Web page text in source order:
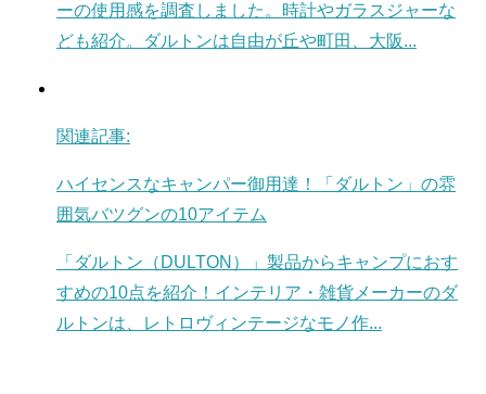
ーの使用感を調査しました。時計やガラスジャーな
ども紹介。ダルトンは自由が丘や町田、大阪...
関連記事:
ハイセンスなキャンパー御用達！「ダルトン」の雰
囲気バツグンの10アイテム
「ダルトン（DULTON）」製品からキャンプにおす
すめの10点を紹介！インテリア・雑貨メーカーのダ
ルトンは、レトロヴィンテージなモノ作...